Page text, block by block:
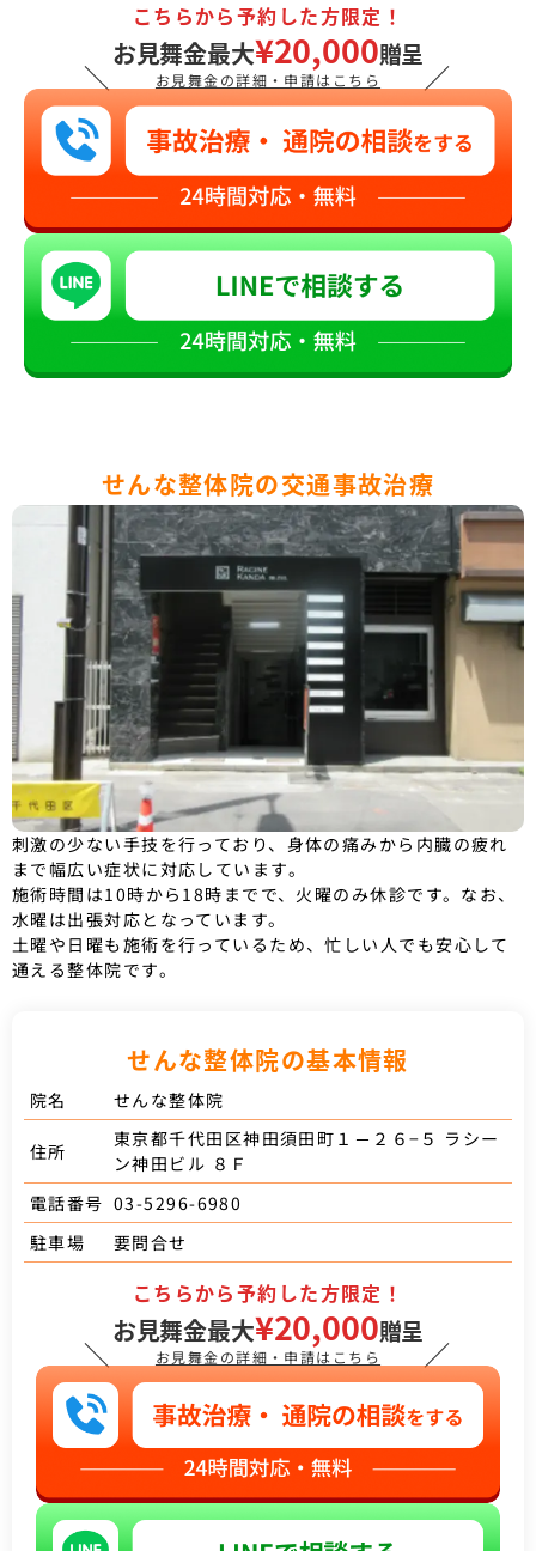
＼
こちらから予約した方限定！
お見舞金最大¥20,000贈呈
お見舞金の詳細・申請はこちら ／
せんな整体院の交通事故治療
刺激の少ない手技を行っており、身体の痛みから内臓の疲れ
まで幅広い症状に対応しています。
施術時間は10時から18時までで、火曜のみ休診です。なお、
水曜は出張対応となっています。
土曜や日曜も施術を行っているため、忙しい人でも安心して
通える整体院です。
せんな整体院の基本情報
院名 せんな整体院
住所
東京都千代田区神田須田町１－２６−５ ラシー
ン神田ビル ８Ｆ
電話番号 03-5296-6980
駐車場
要問合せ
＼
こちらから予約した方限定！
お見舞金最大¥20,000贈呈
お見舞金の詳細・申請はこちら ／